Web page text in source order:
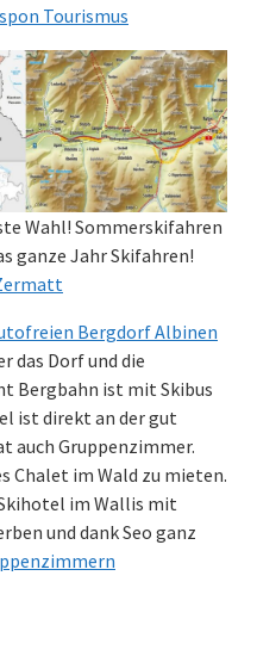
Tourismus
Wahl! Sommerskifahren
ganze Jahr Skifahren!
Bergdorf Albinen
das Dorf und die
Bergbahn ist mit Skibus
ist direkt an der gut
auch Gruppenzimmer.
Chalet im Wald zu mieten.
im Wallis mit
und dank Seo ganz